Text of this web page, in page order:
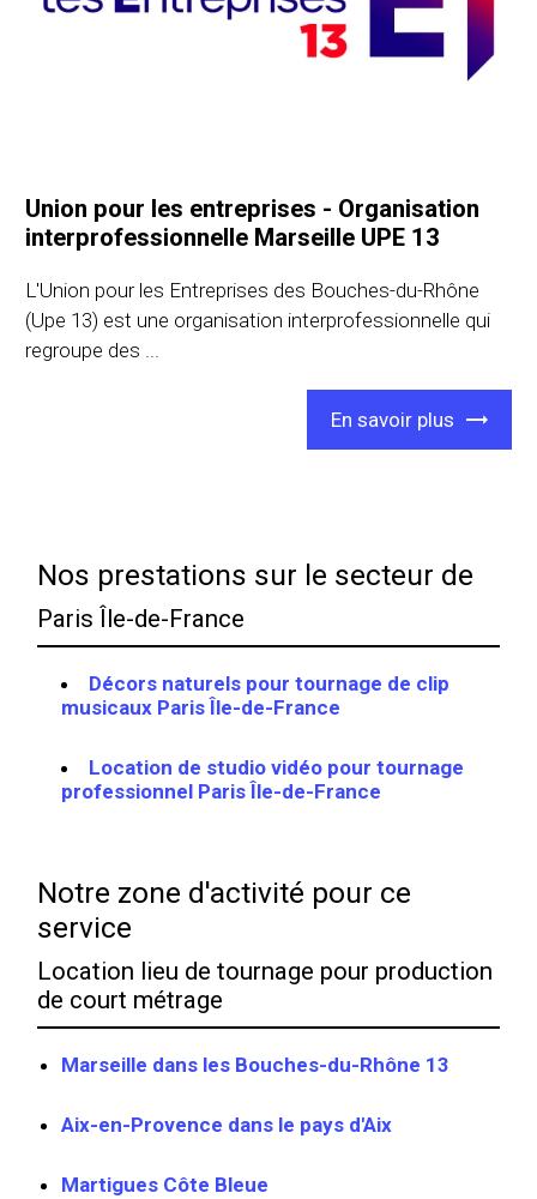
Union pour les entreprises - Organisation
interprofessionnelle Marseille UPE 13
L'Union pour les Entreprises des Bouches-du-Rhône
(Upe 13) est une organisation interprofessionnelle qui
regroupe des ...
En savoir plus
Nos prestations sur le secteur de
Paris Île-de-France
Décors naturels pour tournage de clip
musicaux Paris Île-de-France
Location de studio vidéo pour tournage
professionnel Paris Île-de-France
Notre zone d'activité pour ce
service
Location lieu de tournage pour production
de court métrage
Marseille dans les Bouches-du-Rhône 13
Aix-en-Provence dans le pays d'Aix
Martigues Côte Bleue